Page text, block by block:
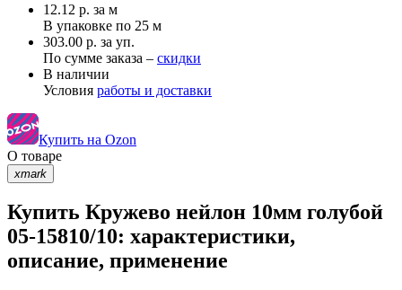
12.12 р. за м
В упаковке по 25 м
303.00 р. за уп.
По сумме заказа – скидки
В наличии
Условия работы и доставки
Купить на Ozon
О товаре
xmark
Купить Кружево нейлон 10мм голубой
05-15810/10: характеристики,
описание, применение